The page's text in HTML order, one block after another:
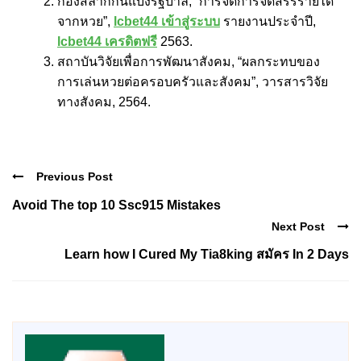
จากหวย”, lcbet44 เข้าสู่ระบบ รายงานประจำปี,
lcbet44 เครดิตฟรี 2563.
สถาบันวิจัยเพื่อการพัฒนาสังคม, “ผลกระทบของ
การเล่นหวยต่อครอบครัวและสังคม”, วารสารวิจัย
ทางสังคม, 2564.
Previous Post
Avoid The top 10 Ssc915 Mistakes
Next Post
Learn how I Cured My Tia8king สมัคร In 2 Days